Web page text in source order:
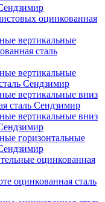
оцинкованная
вертикальные
сталь
вертикальные
Сендзимир
вертикальные вниз
сталь Сендзимир
вертикальные вниз
горизонтальные
оцинкованная
оцинкованная сталь